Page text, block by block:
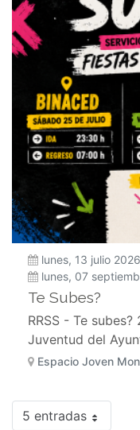
lunes, 13 julio 2026
lunes, 07
Te Subes?
RRSS - Te
Juventud del
Espacio Joven
5 entradas